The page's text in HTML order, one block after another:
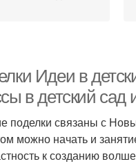
праздники
из осенней
листвы
Идеи в
в детский сад
поделки связаны с
можно начать и
к созданию